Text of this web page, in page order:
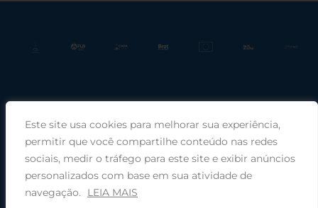
Este site usa cookies para melhorar sua experiência,
permitir que você compartilhe conteúdo nas redes
sociais, medir o tráfego para este site e exibir anúncios
personalizados com base em sua atividade de
navegação.
LEIA MAIS
Praça Rui Barbosa, 220, sala 66, Porto Alegre, RS, 90030-100 |
Telefone: (51) 99949-1120